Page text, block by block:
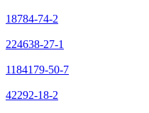
18784-74-2
224638-27-1
1184179-50-7
42292-18-2